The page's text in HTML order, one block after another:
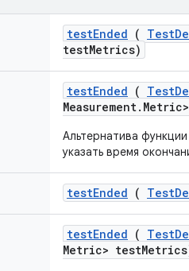
testEnded ( Test
testMetrics)
testEnded ( Test
Measurement.
Альтернатива функции
указать время
testEnded ( Test
testEnded ( Test
Metric> test